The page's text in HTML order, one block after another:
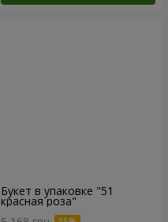
Букет в упаковке "51
красная роза"